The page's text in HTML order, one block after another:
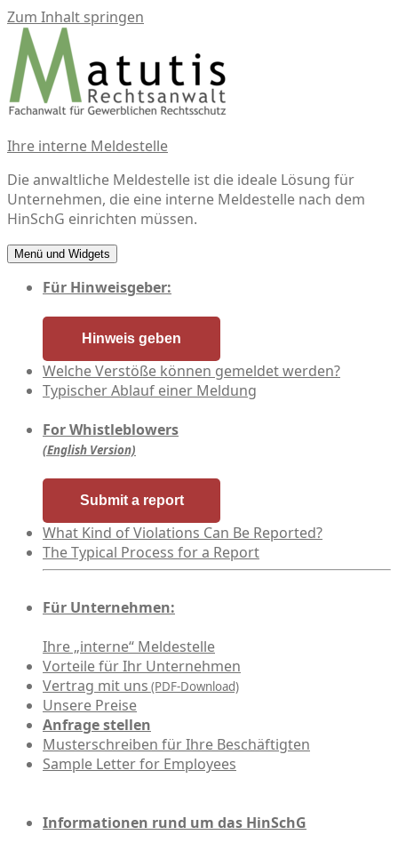
Zum Inhalt springen
Ihre interne Meldestelle
Die anwaltliche Meldestelle ist die ideale Lösung für
Unternehmen, die eine interne Meldestelle nach dem
HinSchG einrichten müssen.
Menü und Widgets
Für Hinweisgeber:
Hinweis geben
Welche Verstöße können gemeldet werden?
Typischer Ablauf einer Meldung
For Whistleblowers
(English Version)
Submit a report
What Kind of Violations Can Be Reported?
The Typical Process for a Report
Für Unternehmen:
Ihre „interne“ Meldestelle
Vorteile für Ihr Unternehmen
Vertrag mit uns (PDF-Download)
Unsere Preise
Anfrage stellen
Musterschreiben für Ihre Beschäftigten
Sample Letter for Employees
Informationen rund um das HinSchG